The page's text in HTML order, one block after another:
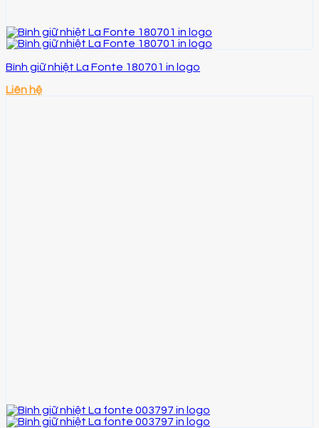
Bình giữ nhiệt La Fonte 180701 in logo
Liên hệ